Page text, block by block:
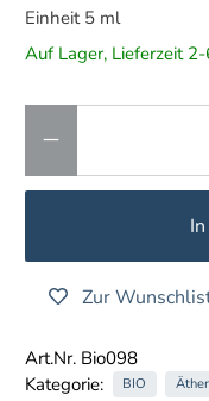
Einheit 5 ml
Auf Lager, Lieferzeit
Zur
Art.Nr. Bio098
Kategorie:
BIO